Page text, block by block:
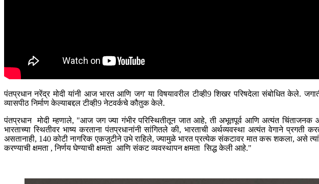
पंतप्रधान नरेंद्र मोदी यांनी आज भारत आणि जग' या विषयावरील टीव्ही9 शिखर परिषदेला संबोधित केले.
व्यासपीठ निर्माण केल्याबद्दल टीव्ही9 नेटवर्कचे कौतुक केले.
पंतप्रधान मोदी म्हणाले, "आज जग ज्या गंभीर परिस्थितीतून जात आहे, ती अभूतपूर्व आणि अत्यंत चिंताजनक
भारताच्या स्थितीवर भाष्य करताना पंतप्रधानांनी सांगितले की, भारताची अर्थव्यवस्था अत्यंत वेगाने
असतानाही, 140 कोटी नागरिक एकजुटीने उभे राहिले, ज्यामुळे भारत प्रत्येक संकटावर मात करू शकला, असे
करण्याची क्षमता , निर्णय घेण्याची क्षमता आणि संकट व्यवस्थापन क्षमता सिद्ध केली आहे."